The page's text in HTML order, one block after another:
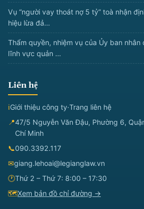
Vụ “người vay thoát nợ 5 tỷ” toà nhận
hiệu lừa đả…
Thẩm quyền, nhiệm vụ của Ủy ban
lĩnh vực quản …
Liên hệ
ℹGiới thiệu công ty·Trang liên hệ
📍47/5 Nguyễn Văn Đậu, Phường 6,
Chí Minh
📞090.3392.117
✉giang.lehoai@legianglaw.vn
🕐Thứ 2 – Thứ 7: 8:00 – 17:30
🗺Xem bản đồ chỉ đường →